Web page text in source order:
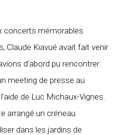
concerts mémorables
Claude Kiavué avait fait venir
d’abord pu rencontrer
meeting de presse au
de Luc Michaux-Vignes.
arrangé un créneau
dans les jardins de